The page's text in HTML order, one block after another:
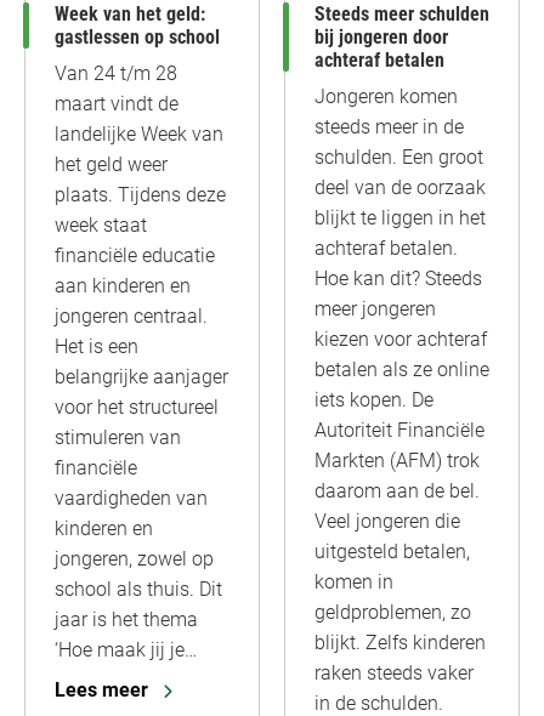
Week van het geld:
gastlessen op school
Van 24 t/m 28
maart vindt de
landelijke Week van
het geld weer
plaats. Tijdens deze
week staat
financiële educatie
aan kinderen en
jongeren centraal.
Het is een
belangrijke aanjager
voor het structureel
stimuleren van
financiële
vaardigheden van
kinderen en
jongeren, zowel op
school als thuis. Dit
jaar is het thema
‘Hoe maak jij je…
Lees meer
Steeds meer schulden
bij jongeren door
achteraf betalen
Jongeren komen
steeds meer in de
schulden. Een groot
deel van de oorzaak
blijkt te liggen in het
achteraf betalen.
Hoe kan dit? Steeds
meer jongeren
kiezen voor achteraf
betalen als ze online
iets kopen. De
Autoriteit Financiële
Markten (AFM) trok
daarom aan de bel.
Veel jongeren die
uitgesteld betalen,
komen in
geldproblemen, zo
blijkt. Zelfs kinderen
raken steeds vaker
in de schulden.